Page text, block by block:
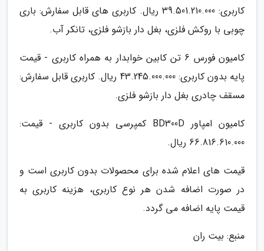
کاربری: 39.501.210.000 ریال. کاربری های قابل سفارش: باری
چوبی با روکش فلزی، بغل دار بازشو فلزی، تانکر آب.
کامیون فورس 6 تن کابین خوابدار به همراه کاربری - قیمت
پایه بدون کاربری: 43.245.000.000 ریال. کاربری قابل سفارش:
مسقف چادری بغل دار بازشو فلزی.
کامیون امپاور BD300D کمپرسی بدون کاربری - قیمت:
66.816.610.000 ریال.
قیمت های اعلام شده برای محصولات بدون کاربری است و
در صورت اضافه شدن هر نوع کاربری، هزینه کاربری به
قیمت پایه اضافه می گردد.
منبع: بیت ران